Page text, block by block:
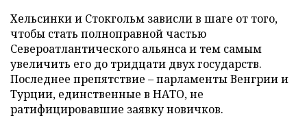
Хельсинки и Стокгольм зависли в шаге от того,
чтобы стать полноправной частью
Североатлантического альянса и тем самым
увеличить его до тридцати двух государств.
Последнее препятствие – парламенты Венгрии и
Турции, единственные в НАТО, не
ратифицировавшие заявку новичков.